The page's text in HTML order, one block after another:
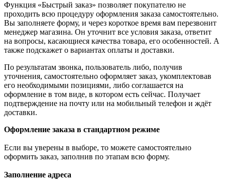
Функция «Быстрый заказ» позволяет покупателю не
проходить всю процедуру оформления заказа самостоятельно.
Вы заполняете форму, и через короткое время вам перезвонит
менеджер магазина. Он уточнит все условия заказа, ответит
на вопросы, касающиеся качества товара, его особенностей. А
также подскажет о вариантах оплаты и доставки.
По результатам звонка, пользователь либо, получив
уточнения, самостоятельно оформляет заказ, укомплектовав
его необходимыми позициями, либо соглашается на
оформление в том виде, в котором есть сейчас. Получает
подтверждение на почту или на мобильный телефон и ждёт
доставки.
Оформление заказа в стандартном режиме
Если вы уверены в выборе, то можете самостоятельно
оформить заказ, заполнив по этапам всю форму.
Заполнение адреса